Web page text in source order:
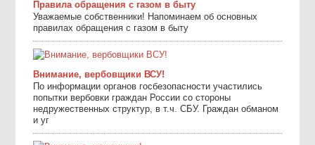
Правила обращения с газом в быту
Уважаемые собственники! Напоминаем об основных
правилах обращения с газом в быту
Внимание, вербовщики ВСУ!
По информации органов госбезопасности участились
попытки вербовки граждан России со стороны
недружественных структур, в т.ч. СБУ. Граждан обманом
и уг